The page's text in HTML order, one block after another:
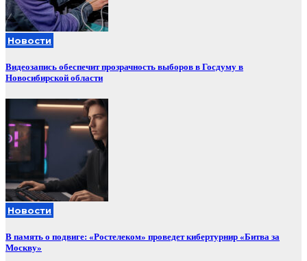
Новости
Видеозапись обеспечит прозрачность выборов в Госдуму в
Новосибирской области
Новости
В память о подвиге: «Ростелеком» проведет кибертурнир «Битва за
Москву»